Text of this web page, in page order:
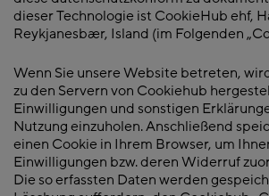
dieser Technologie ist CookieHub ehf,
Reykjanesbær, Island (im Folgenden
Wenn Sie unsere Website betreten,
zu den Servern von Cookiehub
Einwilligungen und sonstigen
Nutzung einzuholen. Anschließend
einen Cookie in Ihrem Browser, um
Einwilligungen bzw. deren Widerruf
Die so erfassten Daten werden